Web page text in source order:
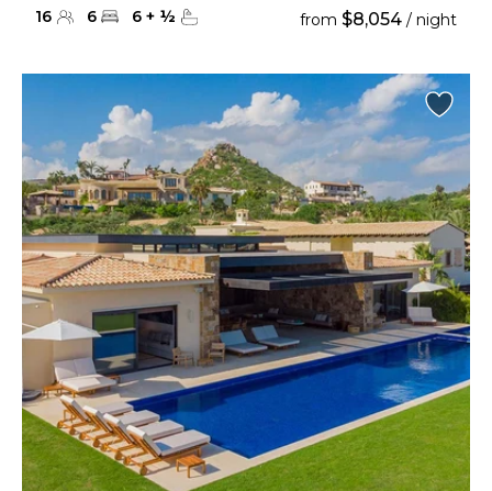
16 6 6 + ½ from $8,054 / night